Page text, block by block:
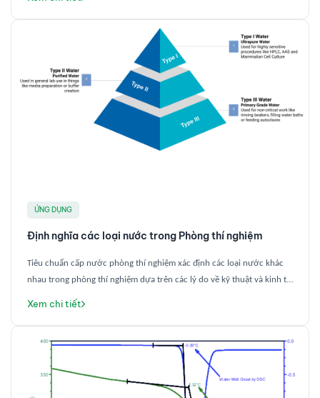
ỨNG DỤNG
Định nghĩa các loại nước trong Phòng thí nghiệm
Tiêu chuẩn cấp nước phòng thí nghiệm xác định các loại nước khác
nhau trong phòng thí nghiệm dựa trên các lý do về kỹ thuật và kinh tế.
phí vận hành phòng thí nghiệm – Sản xuất nước Loại 1 đắt hơn nước
Loại 2 hoặc Loại 3.
Xem chi tiết